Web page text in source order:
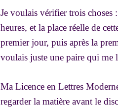
Je voulais vérifier trois choses
heures, et la place réelle de
premier jour, puis après la
voulais juste une paire qui me
Ma Licence en Lettres
regarder la matière avant le